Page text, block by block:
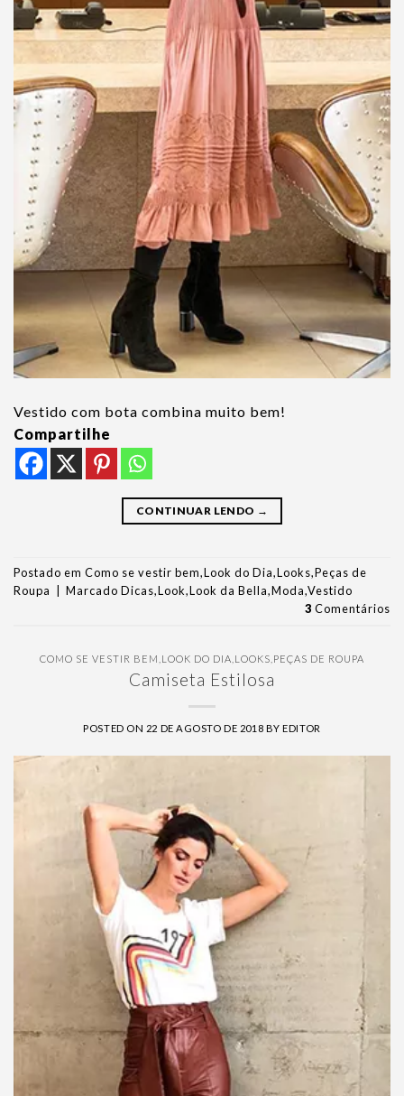
Vestido com bota combina muito bem!
Compartilhe
CONTINUAR LENDO →
Postado em Como se vestir bem,Look do Dia,Looks,Peças de
Roupa
Marcado Dicas,Look,Look da Bella,Moda,Vestido
3 Comentários
COMO SE VESTIR BEM LOOK DO DIA LOOKS PEÇAS DE ROUPA
Camiseta Estilosa
POSTED ON 22 DE AGOSTO DE 2018 BYEDITOR